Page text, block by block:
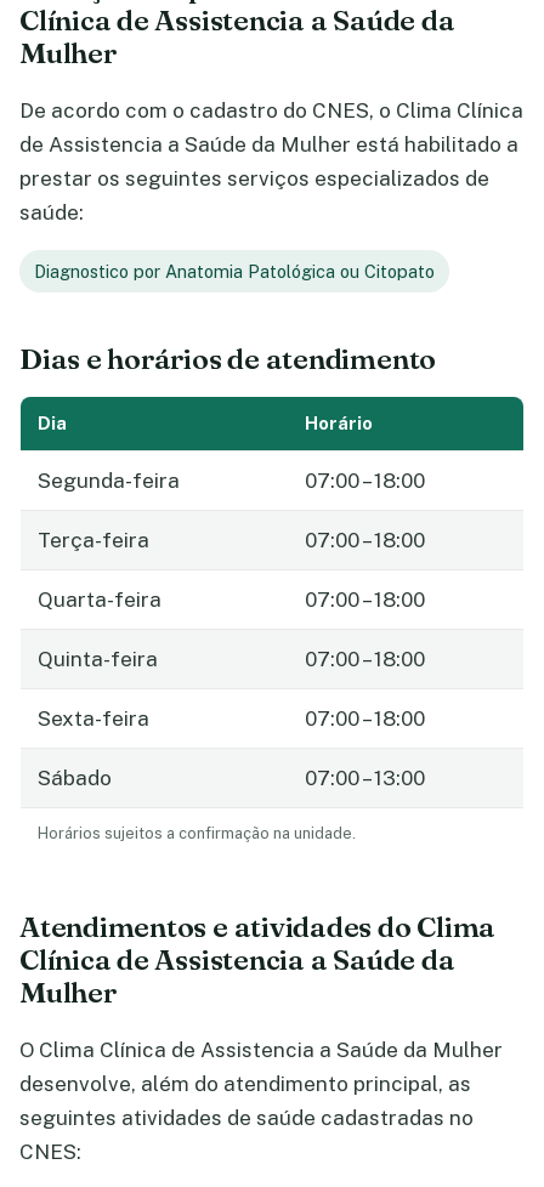
Clínica de Assistencia a Saúde da
Mulher
De acordo com o cadastro do CNES, o Clima Clínica
de Assistencia a Saúde da Mulher está habilitado a
prestar os seguintes serviços especializados de
saúde:
Diagnostico por Anatomia Patológica ou Citopato
Dias e horários de atendimento
Dia Horário
Segunda-feira 07:00 – 18:00
Terça-feira 07:00 – 18:00
Quarta-feira 07:00 – 18:00
Quinta-feira 07:00 – 18:00
Sexta-feira 07:00 – 18:00
Sábado 07:00 – 13:00
Horários sujeitos a confirmação na unidade.
Atendimentos e atividades do Clima
Clínica de Assistencia a Saúde da
Mulher
O Clima Clínica de Assistencia a Saúde da Mulher
desenvolve, além do atendimento principal, as
seguintes atividades de saúde cadastradas no
CNES: